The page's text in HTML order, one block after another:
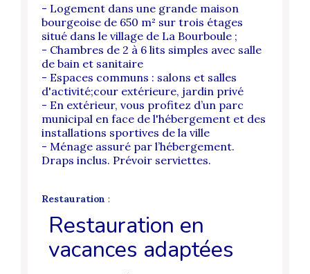
- Logement dans une grande maison
bourgeoise de 650 m² sur trois étages
situé dans le village de La Bourboule ;
- Chambres de 2 à 6 lits simples avec salle
de bain et sanitaire
- Espaces communs : salons et salles
d'activité;cour extérieure, jardin privé
- En extérieur, vous profitez d’un parc
municipal en face de l'hébergement et des
installations sportives de la ville
- Ménage assuré par l’hébergement.
Draps inclus. Prévoir serviettes.
Restauration :
Restauration en
vacances adaptées